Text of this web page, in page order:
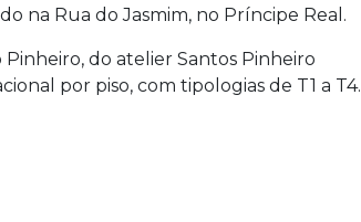
na Rua do Jasmim, no Príncipe Real.
do atelier Santos Pinheiro
por piso, com tipologias de T1 a T4.